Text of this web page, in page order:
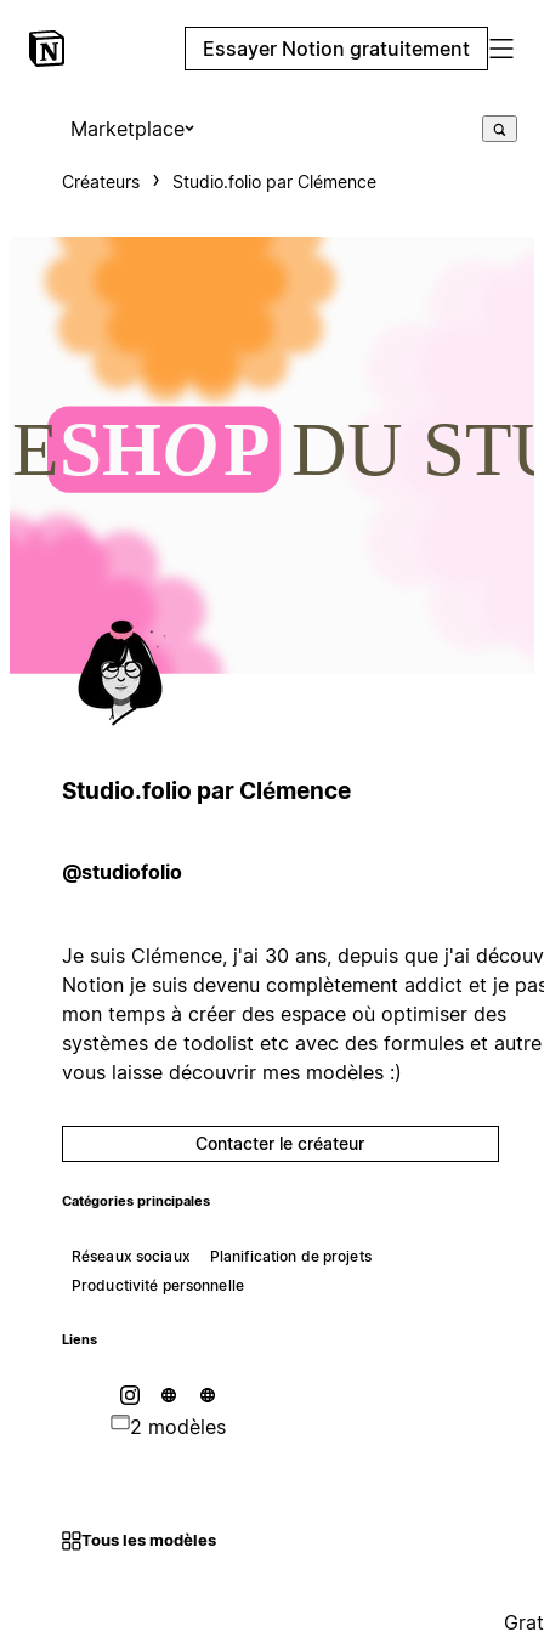
Essayer Notion gratuitement
Marketplace
Créateurs Studio.folio par Clémence
Studio.folio par Clémence
@studiofolio
Je suis Clémence, j'ai 30 ans, depuis que j'ai
Notion je suis devenu complètement addict et je
mon temps à créer des espace où optimiser des
systèmes de todolist etc avec des formules et
vous laisse découvrir mes modèles :)
Contacter le créateur
Catégories principales
Réseaux sociaux
Planification de projets
Productivité personnelle
Liens
2 modèles
Tous les modèles